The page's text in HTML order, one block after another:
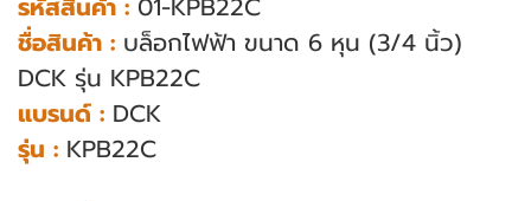
รหัสสินค้า : 01-KPB22C
ชื่อสินค้า : บล็อกไฟฟ้า ขนาด 6 หุน (3/4 นิ้ว)
DCK รุ่น KPB22C
แบรนด์ : DCK
รุ่น : KPB22C